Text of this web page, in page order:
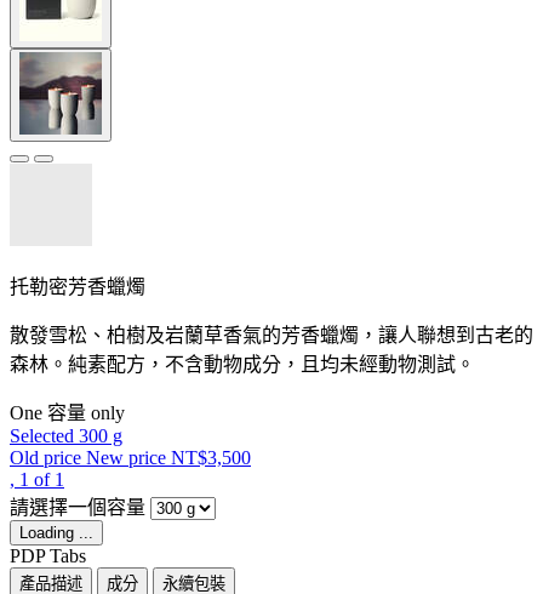
托勒密芳香蠟燭
散發雪松、柏樹及岩蘭草香氣的芳香蠟燭，讓人聯想到古老的
森林。純素配方，不含動物成分，且均未經動物測試。
One 容量 only
Selected 300 g
Old price New price NT$3,500
, 1 of 1
請選擇一個容量
Loading ...
PDP Tabs
產品描述 成分 永續包裝